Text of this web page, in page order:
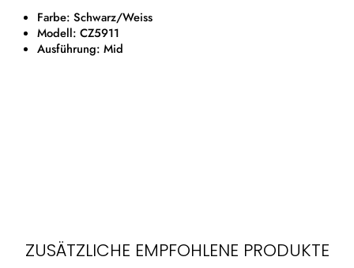
Farbe: Schwarz/Weiss
Modell: CZ5911
Ausführung: Mid
ZUSÄTZLICHE EMPFOHLENE PRODUKTE